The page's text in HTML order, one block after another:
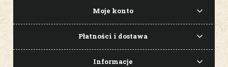
Moje konto
Płatności i dostawa
Informacje